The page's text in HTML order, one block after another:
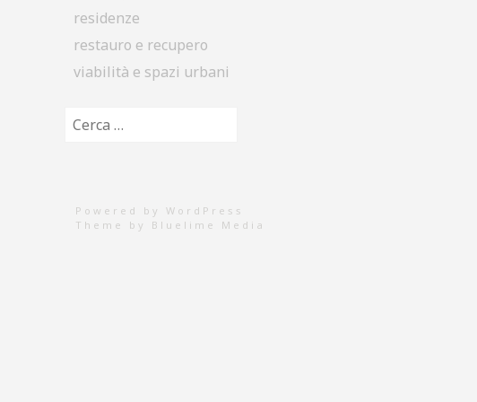
residenze
restauro e recupero
viabilità e spazi urbani
Ricerca per:
Powered by WordPress
Theme by Bluelime Media